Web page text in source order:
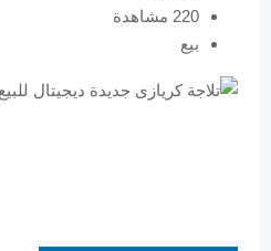
220 مشاهدة
بيع